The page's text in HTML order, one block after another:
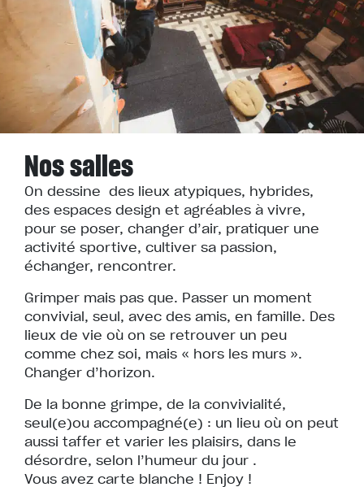
Nos salles
On dessine des lieux atypiques, hybrides,
des espaces design et agréables à vivre,
pour se poser, changer d’air, pratiquer une
activité sportive, cultiver sa passion,
échanger, rencontrer.
Grimper mais pas que. Passer un moment
convivial, seul, avec des amis, en famille. Des
lieux de vie où on se retrouver un peu
comme chez soi, mais « hors les murs ».
Changer d’horizon.
De la bonne grimpe, de la convivialité,
seul(e)ou accompagné(e) : un lieu où on peut
aussi taffer et varier les plaisirs, dans le
désordre, selon l’humeur du jour .
Vous avez carte blanche ! Enjoy !